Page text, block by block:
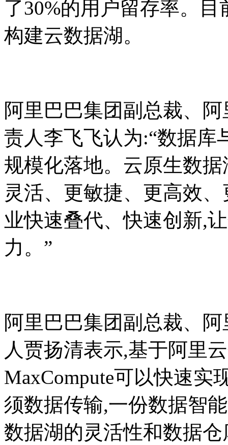
了30%的用户留存率。
构建云数据湖。
阿里巴巴集团副总裁、
责人李飞飞认为:“数据库
规模化落地。云原生数
灵活、更敏捷、更高效
业快速叠代、快速创新,
力。”
阿里巴巴集团副总裁、
人贾扬清表示,基于阿里
MaxCompute可以快速实
须数据传输,一份数据智
数据湖的灵活性和数据